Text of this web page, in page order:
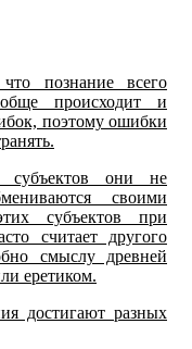
познание всего
происходит и
поэтому ошибки
они не
своими
субъектов при
считает другого
смыслу древней
еретиком.
достигают разных